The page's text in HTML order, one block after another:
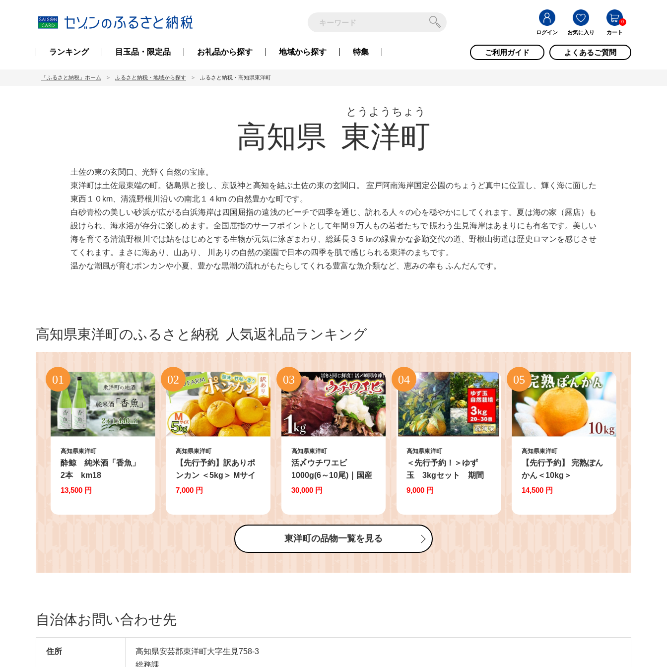
ログイン お気に入り カート
0
ランキング 目玉品・限定品 お礼品から探す 地域から探す 特集 ご利用ガイド よくあるご質問
「ふるさと納税」ホーム ふるさと納税・地域から探す ふるさと納税・高知県東洋町
高知県 東洋町
とうようちょう
土佐の東の玄関口、光輝く自然の宝庫。
東洋町は土佐最東端の町。徳島県と接し、京阪神と高知を結ぶ土佐の東の玄関口。 室戸阿南海岸国定公園のちょうど真中に位置し、輝く海に面した
東西１０km、清流野根川沿いの南北１４km の自然豊かな町です。
白砂青松の美しい砂浜が広がる白浜海岸は四国屈指の遠浅のビーチで四季を通じ、訪れる人々の心を穏やかにしてくれます。夏は海の家（露店）も
設けられ、海水浴が存分に楽しめます。全国屈指のサーフポイントとして年間９万人もの若者たちで 賑わう生見海岸はあまりにも有名です。美しい
海を育てる清流野根川では鮎をはじめとする生物が元気に泳ぎまわり、総延長３５㎞の緑豊かな参勤交代の道、野根山街道は歴史ロマンを感じさせ
てくれます。まさに海あり、山あり、 川ありの自然の楽園で日本の四季を肌で感じられる東洋のまちです。
温かな潮風が育むポンカンや小夏、豊かな黒潮の流れがもたらしてくれる豊富な魚介類など、恵みの幸も ふんだんです。
高知県東洋町のふるさと納税 人気返礼品ランキング
高知県東洋町
酔鯨 純米酒「香魚」
2本 km18
13,500 円
高知県東洋町
【先行予約】訳ありポ
ンカン ＜5kg＞ Mサイ
ズ
7,000 円
高知県東洋町
活〆ウチワエビ
1000g(6～10尾)｜国産
東洋町産 セット 海老
取り寄せ 送料無料
S209
30,000 円
高知県東洋町
＜先行予約！＞ゆず
玉 3kgセット 期間
限定 柑橘 ジューシー
9,000 円
高知県東洋町
【先行予約】 完熟ぽん
かん＜10kg＞
14,500 円
東洋町の品物一覧を見る
自治体お問い合わせ先
住所
高知県安芸郡東洋町大字生見758-3
総務課